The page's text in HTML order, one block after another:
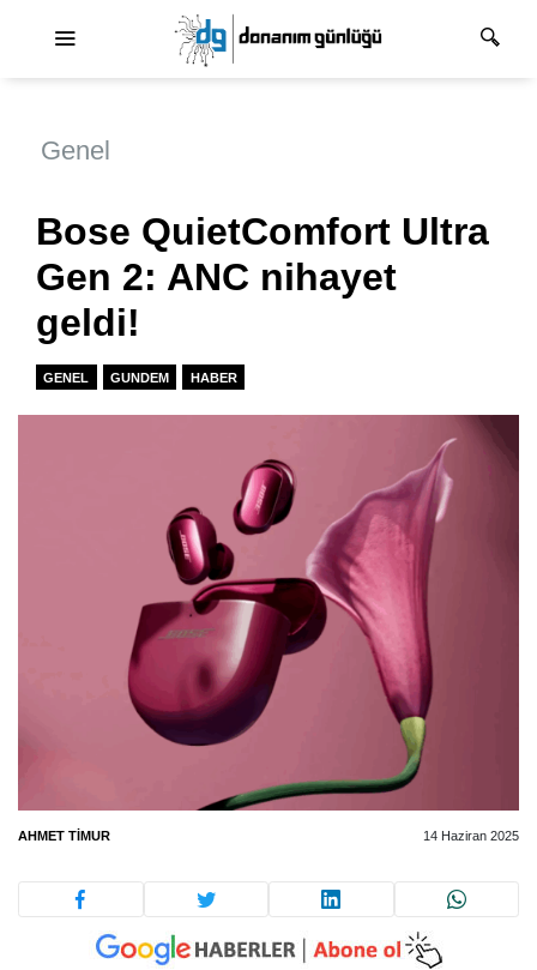
Genel
Bose QuietComfort Ultra
Gen 2: ANC nihayet
geldi!
GENEL GUNDEM HABER
AHMET TIMUR 14 Haziran 2025